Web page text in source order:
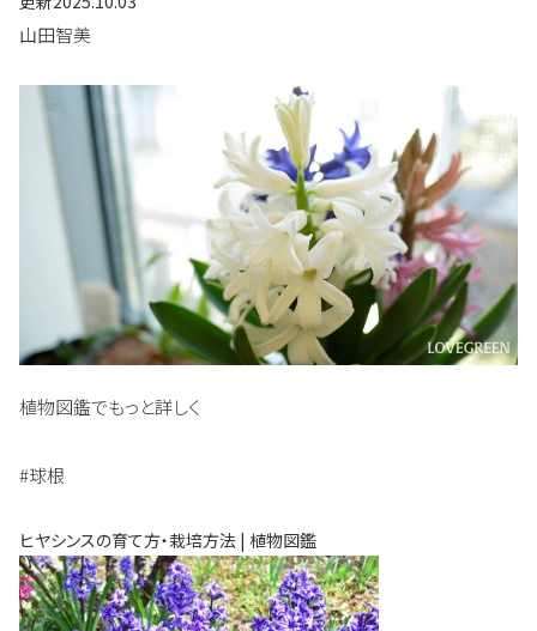
山田智美
植物図鑑でもっと詳しく
#球根
ヒヤシンスの育て方・栽培方法 | 植物図鑑